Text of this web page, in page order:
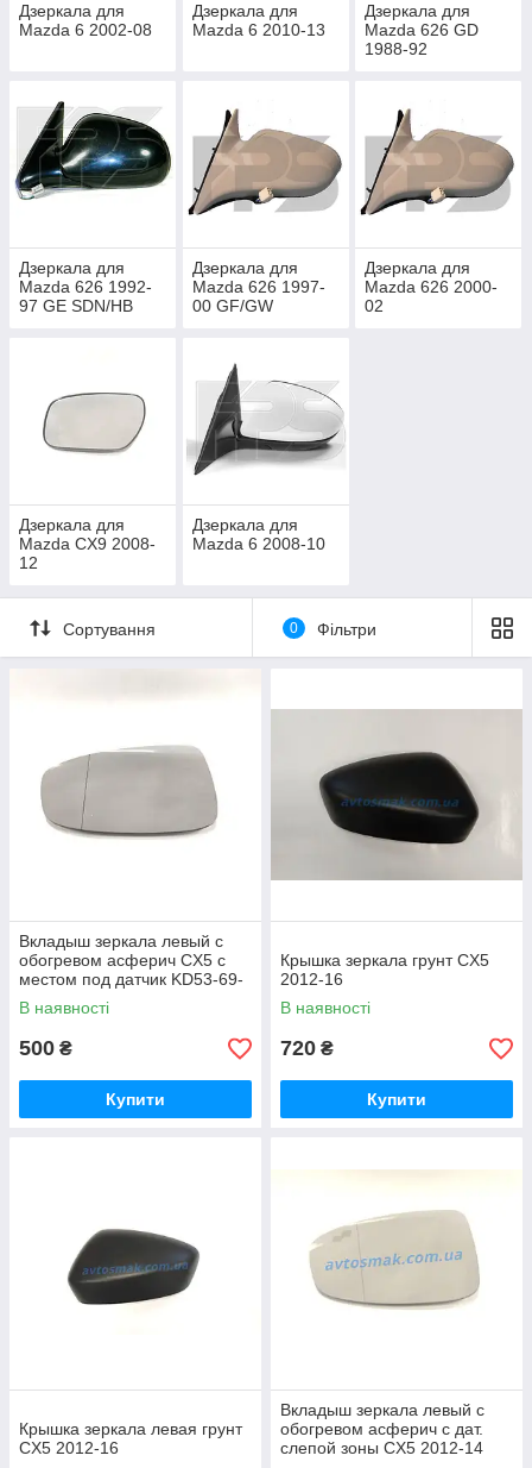
Дзеркала для
Mazda 6 2002-08
Дзеркала для
Mazda 6 2010-13
Дзеркала для
Mazda 626 GD
1988-92
Дзеркала для
Mazda 626 1992-
97 GE SDN/HB
Дзеркала для
Mazda 626 1997-
00 GF/GW
Дзеркала для
Mazda 626 2000-
02
Дзеркала для
Mazda CX9 2008-
12
Дзеркала для
Mazda 6 2008-10
Сортування 0 Фільтри
Вкладыш зеркала левый с
обогревом асферич CX5 с
местом под датчик KD53-69-
1G7B FP 4421 M11
В наявності
500 ₴
Купити
Крышка зеркала грунт CX5
2012-16
В наявності
720 ₴
Купити
Крышка зеркала левая грунт
CX5 2012-16
Вкладыш зеркала левый с
обогревом асферич с дат.
слепой зоны CX5 2012-14